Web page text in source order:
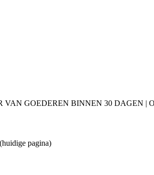
GOEDEREN BINNEN 30 DAGEN |
(huidige pagina)